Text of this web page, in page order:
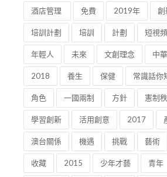
文化產業 創意 跨界融合
酒店管理 免費 2019年 創
培訓計劃 培訓 計劃 短視頻
年輕人 未來 文創理念 中
2018 養生 保健 常識話你
角色 一國兩制 憲制
學習創新 活用創意 2017
澳台關係 機遇 挑戰 藝術